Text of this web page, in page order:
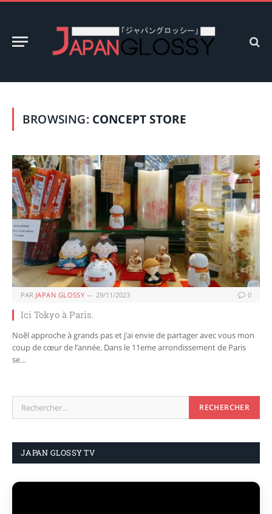
BROWSING: CONCEPT STORE
PAR JAPAN GLOSSY 29/11/2023 0
Ici Tokyo à Paris.
Noêl approche à grands pas et j’ai envie de partager avec vous mon
coup de cœur de l’année. Dans le 11eme arrondissement de Paris
se…
JAPAN GLOSSY TV